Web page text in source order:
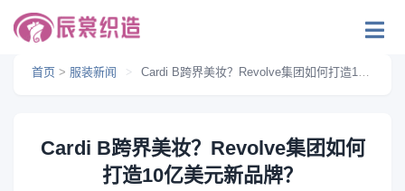
首页 > 服装新闻 > Cardi B跨界美妆？Revolve集团如何打造10亿美元新品牌？
Cardi B跨界美妆？Revolve集团如何
打造10亿美元新品牌？